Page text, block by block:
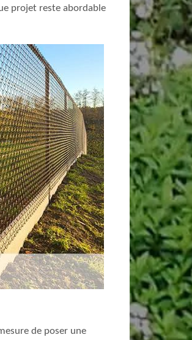
projet reste abordable
de poser une